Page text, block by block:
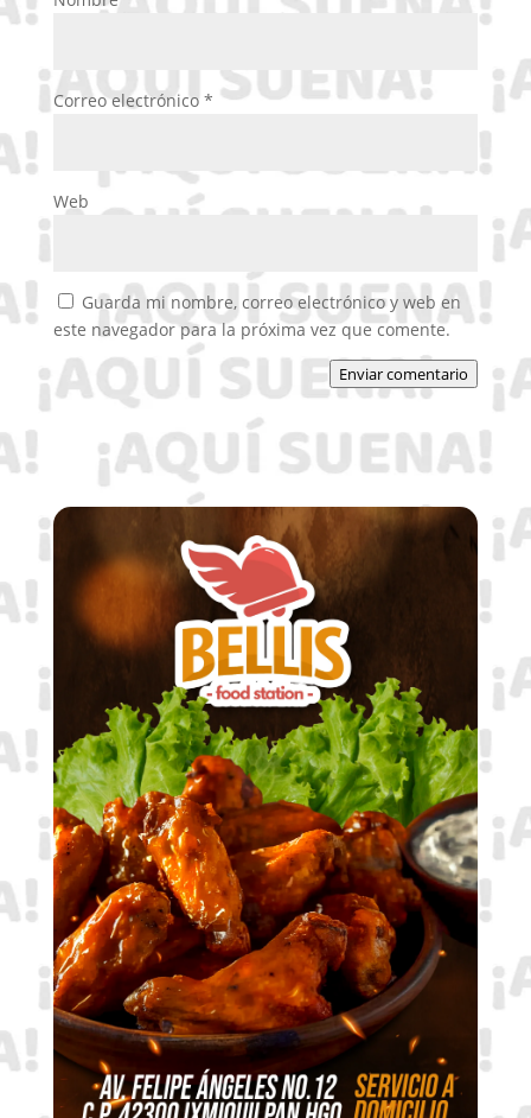
Correo electrónico *
Web
Guarda mi nombre, correo electrónico y web en
este navegador para la próxima vez que comente.
Enviar comentario